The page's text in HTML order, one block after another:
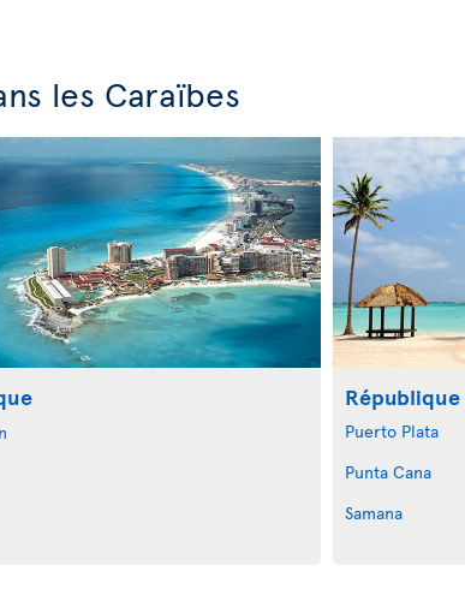
les Caraïbes
Puerto Plata
Punta Cana
Samana